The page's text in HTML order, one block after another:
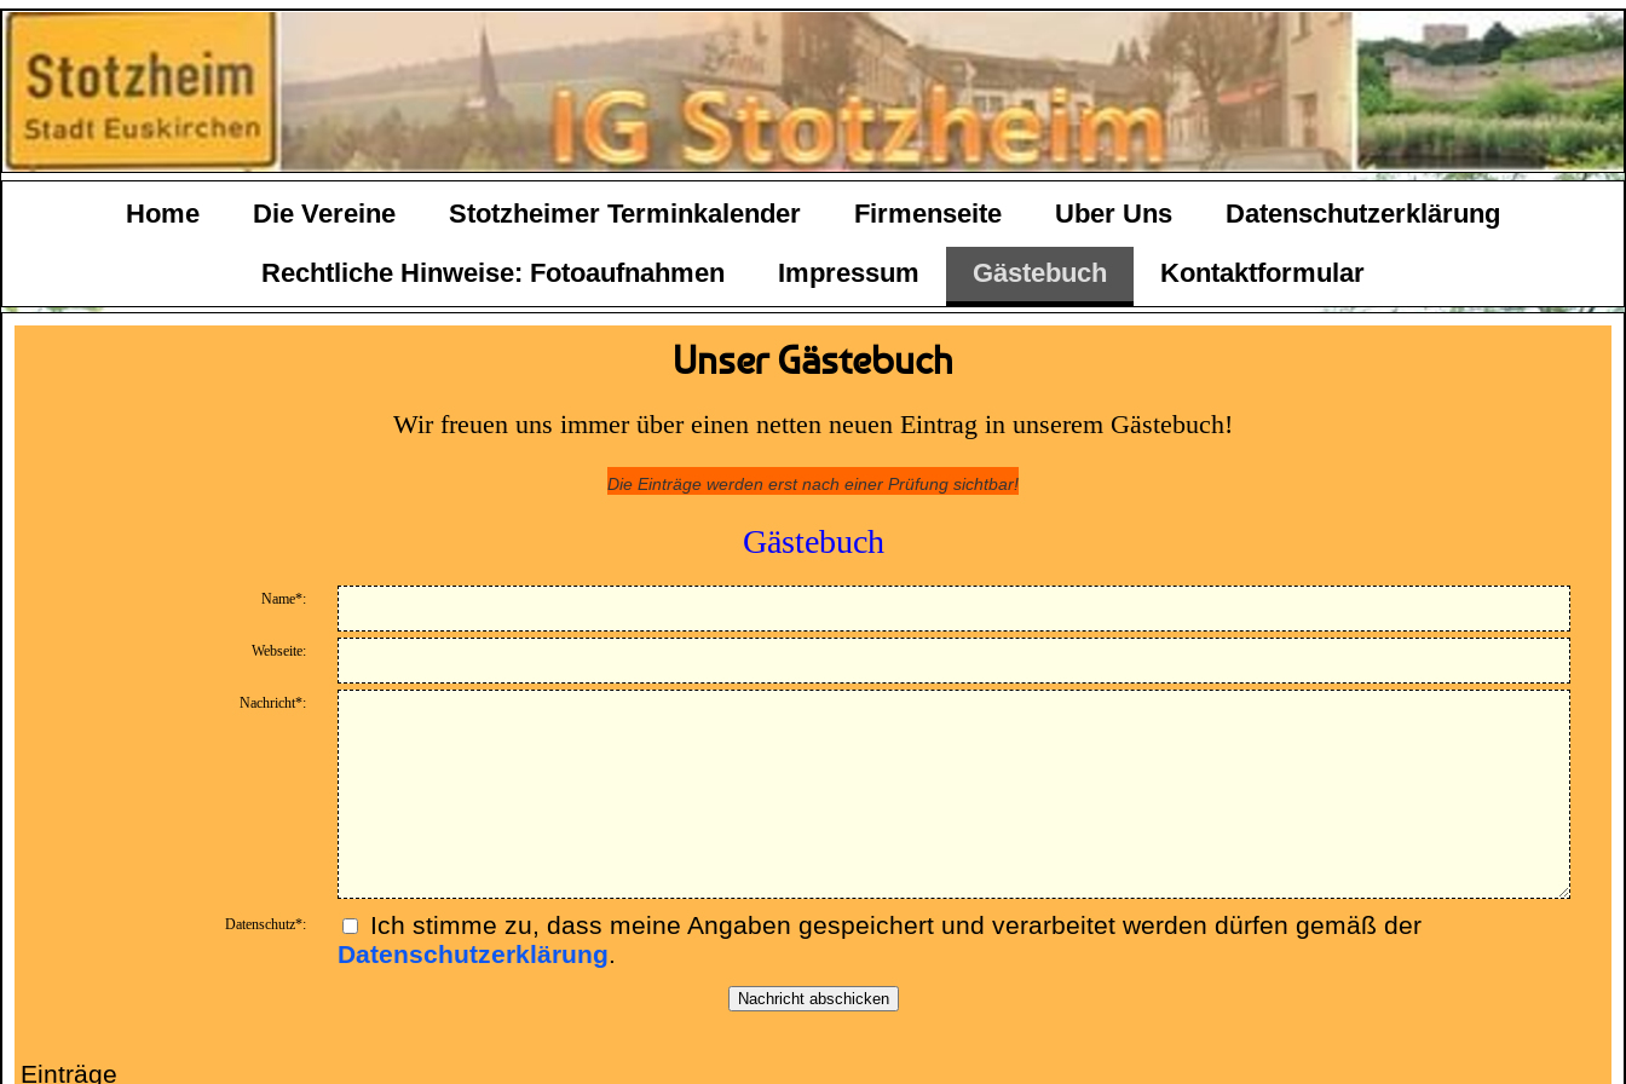
Home Die Vereine Stotzheimer Terminkalender Firmenseite Uber Uns
Datenschutzerklärung
Rechtliche Hinweise: Fotoaufnahmen
Impressum Gästebuch Kontaktformular
Unser Gästebuch
Wir freuen uns immer über einen netten neuen Eintrag in unserem Gästebuch!
Die Einträge werden erst nach einer Prüfung sichtbar!
Gästebuch
Name*:
Webseite:
Nachricht*:
Datenschutz*:
Ich stimme zu, dass meine Angaben gespeichert und verarbeitet werden dürfen gemäß der
Datenschutzerklärung.
Einträge